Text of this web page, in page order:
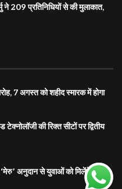
ने 209 प्रतिनिधियों से की मुलाकात,
7 अगस्त को शहीद स्मारक में होगा
की रिक्त सीटों पर द्वितीय
अनुदान से युवाओं को मिलेंगे नए